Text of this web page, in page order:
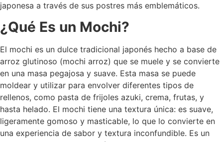
japonesa a través de sus postres más emblemáticos.
¿Qué Es un Mochi?
El mochi es un dulce tradicional japonés hecho a base de
arroz glutinoso (mochi arroz) que se muele y se convierte
en una masa pegajosa y suave. Esta masa se puede
moldear y utilizar para envolver diferentes tipos de
rellenos, como pasta de frijoles azuki, crema, frutas, y
hasta helado. El mochi tiene una textura única: es suave,
ligeramente gomoso y masticable, lo que lo convierte en
una experiencia de sabor y textura inconfundible. Es un